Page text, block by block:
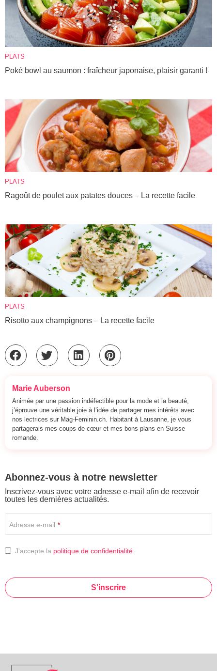
PLATS
Poké bowl au saumon : fraîcheur japonaise, plaisir garanti !
PLATS
Ragoût de poulet aux patates douces – La recette facile
PLATS
Risotto aux champignons – La recette facile
Marie Auberson
Animée par une passion indéfectible pour la mode et la beauté,
j’éprouve une véritable joie à l’idée de partager mes intérêts avec
nos lectrices sur Mag-Feminin.ch. Habitant à Lausanne, je vous
partagerais mes coups de cœur et mes bons plans en Suisse
romande.
Abonnez-vous à notre newsletter
Inscrivez-vous avec votre adresse e-mail afin de recevoir
toutes les dernières actualités.
Adresse e-mail *
J'accepte la politique de confidentialité
S'inscrire